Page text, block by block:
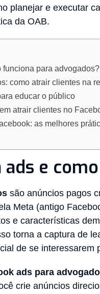
planejar e executar
da OAB.
funciona para advogados?
como atrair clientes na
educar o público
atrair clientes no
as melhores
ads e
são anúncios pagos
Meta (antigo
e características
torna a captura de
de se interessarem
ads para
crie anúncios